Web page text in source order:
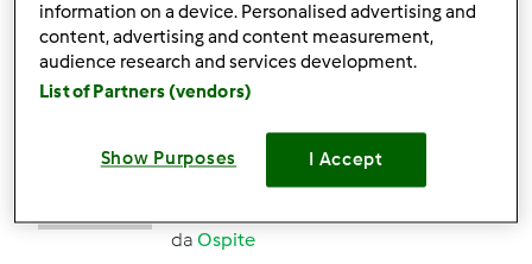
Testata ufficialmente
da Ospite
information on a device. Personalised advertising and
content, advertising and content measurement,
audience research and services development.
List of Partners (vendors)
Show Purposes I Accept